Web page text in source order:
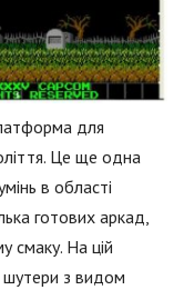
для
Це ще одна
в області
готових аркад,
смаку. На цій
з видом